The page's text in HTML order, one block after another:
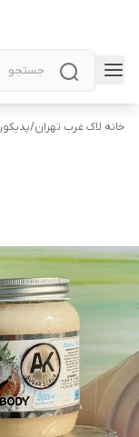
خانه لاک غرب تهران/پدیکور